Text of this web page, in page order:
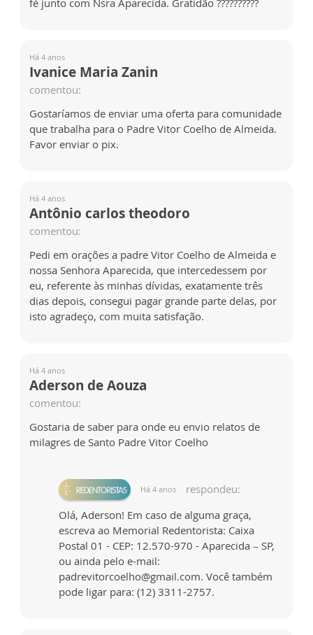
Há 4 anos
Ivanice Maria Zanin
comentou:
Gostaríamos de enviar uma oferta para comunidade
que trabalha para o Padre Vitor Coelho de Almeida.
Favor enviar o pix.
Há 4 anos
Antônio carlos theodoro
comentou:
Pedi em orações a padre Vitor Coelho de Almeida e
nossa Senhora Aparecida, que intercedessem por
eu, referente às minhas dívidas, exatamente três
dias depois, consegui pagar grande parte delas, por
isto agradeço, com muita satisfação.
Há 4 anos
Aderson de Aouza
comentou:
Gostaria de saber para onde eu envio relatos de
milagres de Santo Padre Vitor Coelho
Há 4 anos
respondeu:
Olá, Aderson! Em caso de alguma graça,
escreva ao Memorial Redentorista: Caixa
Postal 01 - CEP: 12.570-970 - Aparecida – SP,
ou ainda pelo e-mail:
padrevitorcoelho@gmail.com. Você também
pode ligar para: (12) 3311-2757.